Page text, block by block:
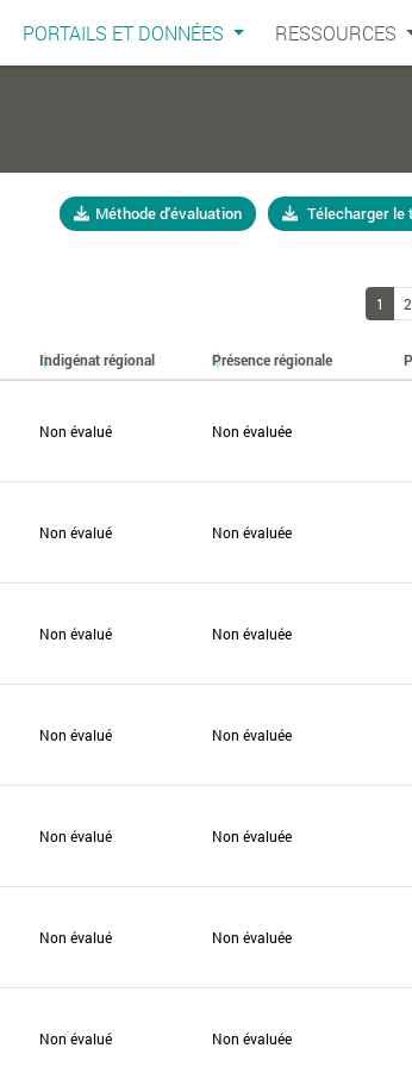
PORTAILS ET DONNÉES RESSOURCES
Méthode d'évaluation Télecharger le
1 2
Indigénat régional Présence régionale
Non évalué Non évaluée
Non évalué Non évaluée
Non évalué Non évaluée
Non évalué Non évaluée
Non évalué Non évaluée
Non évalué Non évaluée
Non évalué Non évaluée